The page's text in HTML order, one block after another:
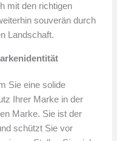
mit den richtigen
souverän durch
Landschaft.
Sie eine solide
Ihrer Marke in der
Marke. Sie ist der
schützt Sie vor